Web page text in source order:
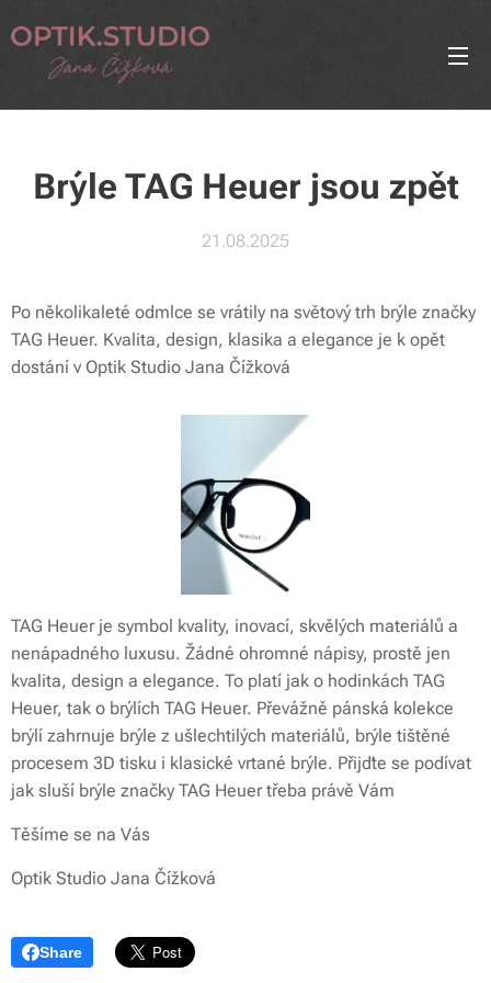
Brýle TAG Heuer jsou zpět
21.08.2025
Po několikaleté odmlce se vrátily na světový trh brýle značky
TAG Heuer. Kvalita, design, klasika a elegance je k opět
dostání v Optik Studio Jana Čížková
TAG Heuer je symbol kvality, inovací, skvělých materiálů a
nenápadného luxusu. Žádné ohromné nápisy, prostě jen
kvalita, design a elegance. To platí jak o hodinkách TAG
Heuer, tak o brýlích TAG Heuer. Převážně pánská kolekce
brýlí zahrnuje brýle z ušlechtilých materiálů, brýle tištěné
procesem 3D tisku i klasické vrtané brýle. Přijďte se podívat
jak sluší brýle značky TAG Heuer třeba právě Vám
Těšíme se na Vás
Optik Studio Jana Čížková
Share